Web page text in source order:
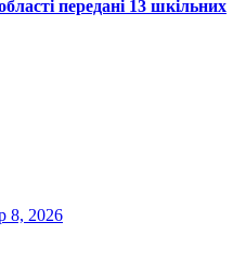
передані 13 шкільних
8, 2026